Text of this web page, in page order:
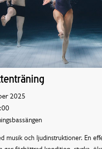
2025
musik och ljudinstruktioner. En